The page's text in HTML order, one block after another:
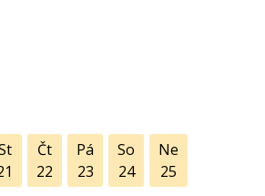
Čt
22
Pá
23
So
24
Ne
25